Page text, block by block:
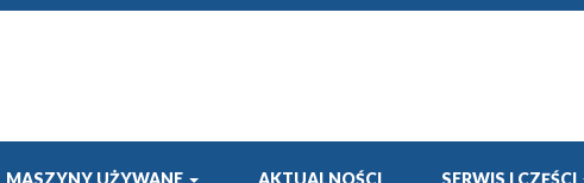
MASZYNY UŻYWANE AKTUALNOŚCI SERWIS I CZĘŚCI